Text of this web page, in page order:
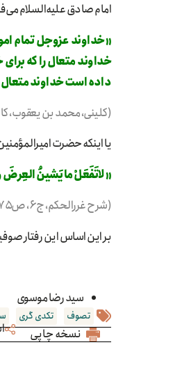
امام صادق علیه‌السلام
«خداوند عزوجل تمام
خداوند متعال را که
داده است خداوند متعال
(کلینی، محمد بن یعقوب، کافی،
یا اینکه حضرت
«لاتَفَعَلْ ما يَشينُ
(شرح غررالحکم، ج۶، ص۲۷۵)
بر این اساس این رفتار
سید رضا موسوی
تصوف تکدی گری
نسخه چاپی